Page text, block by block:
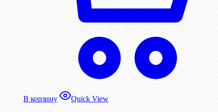
В корзину Quick View